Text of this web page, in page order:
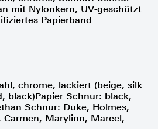
mit Nylonkern, UV-geschützt
Papierband
chrome, lackiert (beige, silk
black)Papier Schnur: black,
Schnur: Duke, Holmes,
Carmen, Marylinn, Marcel,